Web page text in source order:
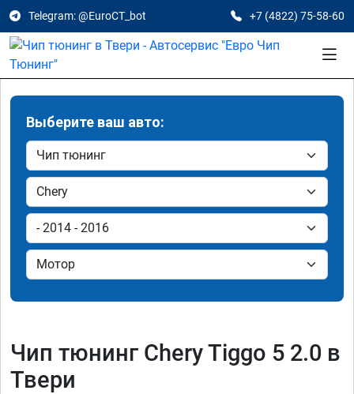
Telegram: @EuroCT_bot +7 (4822) 75-58-60
Выберите ваш авто:
Чип тюнинг Chery Tiggo 5 2.0 в
Твери